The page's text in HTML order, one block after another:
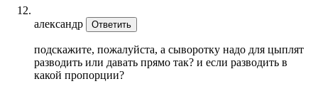
александр Ответить
подскажите, пожалуйста, а сыворотку надо для цыплят
разводить или давать прямо так? и если разводить в
какой пропорции?